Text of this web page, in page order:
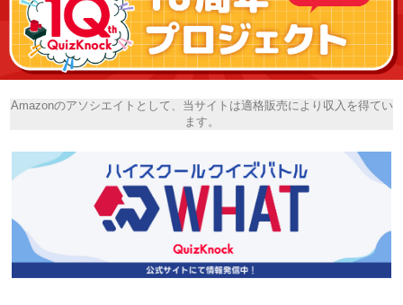
Amazonのアソシエイトとして、当サイトは適格販売により収入を得てい
ます。